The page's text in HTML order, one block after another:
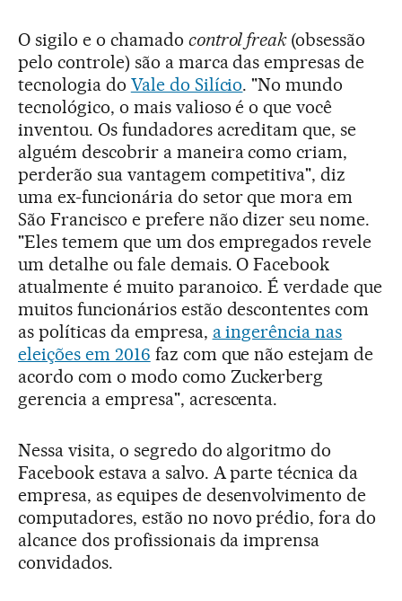
O sigilo e o chamado control freak(obsessão
pelo controle) são a marca das empresas de
tecnologia do Vale do Silício. "No mundo
tecnológico, o mais valioso é o que você
inventou. Os fundadores acreditam que, se
alguém descobrir a maneira como criam,
perderão sua vantagem competitiva", diz
uma ex-funcionária do setor que mora em
São Francisco e prefere não dizer seu nome.
"Eles temem que um dos empregados revele
um detalhe ou fale demais. O Facebook
atualmente é muito paranoico. É verdade que
muitos funcionários estão descontentes com
as políticas da empresa, a ingerência nas
eleições em 2016 faz com que não estejam de
acordo com o modo como Zuckerberg
gerencia a empresa", acrescenta.
Nessa visita, o segredo do algoritmo do
Facebook estava a salvo. A parte técnica da
empresa, as equipes de desenvolvimento de
computadores, estão no novo prédio, fora do
alcance dos profissionais da imprensa
convidados.